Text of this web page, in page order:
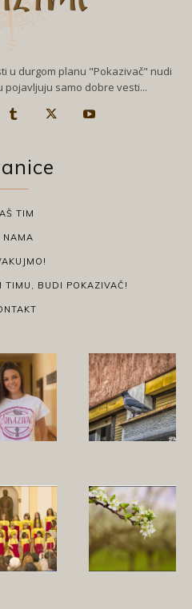
u durgom planu "Pokazivač" nudi
pojavljuju samo dobre vesti...
TIM
NAMA
TIMU, BUDI POKAZIVAČ!